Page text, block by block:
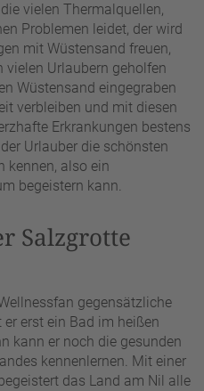
vielen Thermalquellen,
Problemen leidet, der wird
mit Wüstensand freuen,
vielen Urlaubern geholfen
Wüstensand eingegraben
verbleiben und mit diesen
Erkrankungen bestens
Urlauber die schönsten
kennen, also ein
begeistern kann.
Salzgrotte
gegensätzliche
erst ein Bad im heißen
kann er noch die gesunden
kennenlernen. Mit einer
das Land am Nil alle